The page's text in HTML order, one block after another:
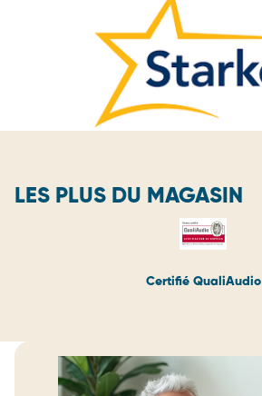
LES PLUS DU MAGASIN
Certifié QualiAudio